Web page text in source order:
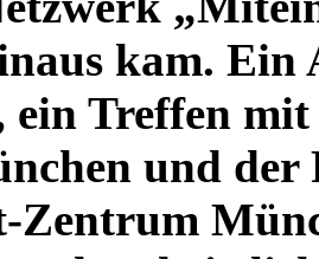
kam. Ein
ein Treffen
und der
Zentrum